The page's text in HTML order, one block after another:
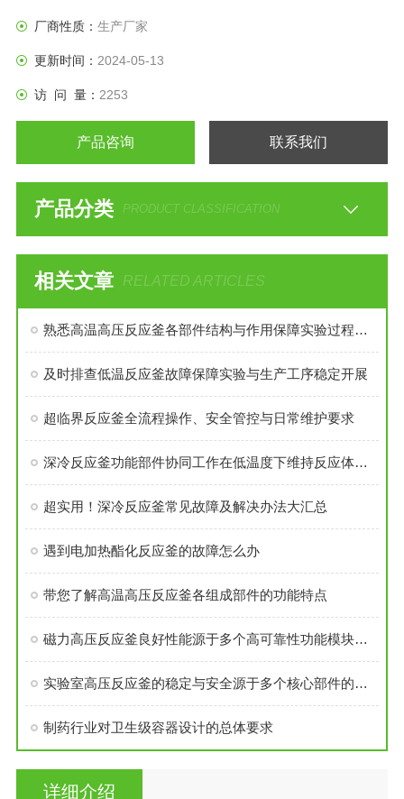
厂商性质： 生产厂家
更新时间： 2024-05-13
访 问 量： 2253
产品咨询 联系我们
产品分类 PRODUCT CLASSIFICATION
相关文章 RELATED ARTICLES
熟悉高温高压反应釜各部件结构与作用保障实验过程安全稳定
及时排查低温反应釜故障保障实验与生产工序稳定开展
超临界反应釜全流程操作、安全管控与日常维护要求
深冷反应釜功能部件协同工作在低温度下维持反应体系的稳定性
超实用！深冷反应釜常见故障及解决办法大汇总
遇到电加热酯化反应釜的故障怎么办
带您了解高温高压反应釜各组成部件的功能特点
磁力高压反应釜良好性能源于多个高可靠性功能模块的精密集成
实验室高压反应釜的稳定与安全源于多个核心部件的科学设计
制药行业对卫生级容器设计的总体要求
详细介绍